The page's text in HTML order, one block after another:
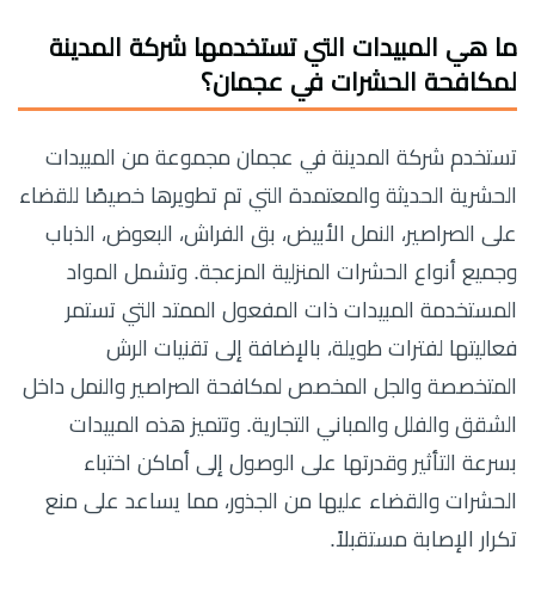
ما هي المبيدات التي تستخدمها شركة المدينة
لمكافحة الحشرات في عجمان؟
تستخدم شركة المدينة في عجمان مجموعة من المبيدات
الحشرية الحديثة والمعتمدة التي تم تطويرها خصيصًا للقضاء
على الصراصير، النمل الأبيض، بق الفراش، البعوض، الذباب
وجميع أنواع الحشرات المنزلية المزعجة. وتشمل المواد
المستخدمة المبيدات ذات المفعول الممتد التي تستمر
فعاليتها لفترات طويلة، بالإضافة إلى تقنيات الرش
المتخصصة والجل المخصص لمكافحة الصراصير والنمل داخل
الشقق والفلل والمباني التجارية. وتتميز هذه المبيدات
بسرعة التأثير وقدرتها على الوصول إلى أماكن اختباء
الحشرات والقضاء عليها من الجذور، مما يساعد على منع
تكرار الإصابة مستقبلاً.